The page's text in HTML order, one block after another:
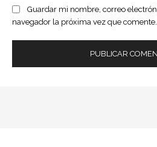
Guardar mi nombre, correo
navegador la próxima vez que comente.